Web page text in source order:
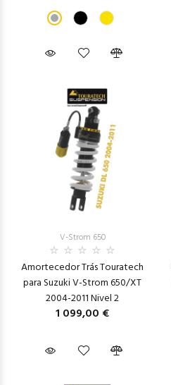
V-Strom 650
Amortecedor Trás Touratech
para Suzuki V-Strom 650/XT
2004-2011 Nivel 2
1 099,00 €